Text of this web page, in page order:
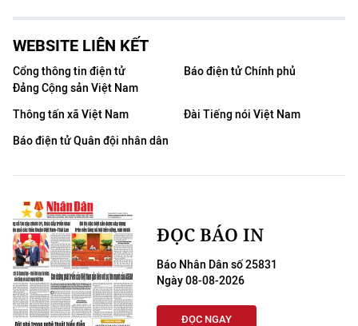
WEBSITE LIÊN KẾT
Cổng thông tin điện tử
Đảng Cộng sản Việt Nam
Báo điện tử Chính phủ
Thông tấn xã Việt Nam
Đài Tiếng nói Việt Nam
Báo điện tử Quân đội nhân dân
ĐỌC BÁO IN
Báo Nhân Dân số 25831
Ngày 08-08-2026
ĐỌC NGAY